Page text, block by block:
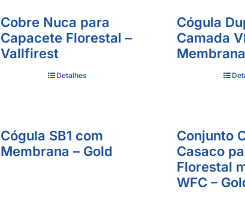
Cobre Nuca para
Capacete Florestal –
Vallfirest
Detalhes
Cógula
Camada
Cógula SB1 com
Membrana – Gold
Conjunto
Casaco
Florestal
WFC –